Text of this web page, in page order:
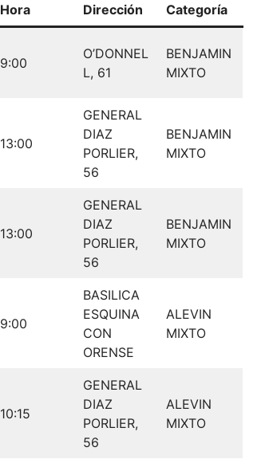
Hora Dirección Categoría
9:00
O’DONNEL
L, 61
BENJAMIN
MIXTO
13:00
GENERAL
DIAZ
PORLIER,
56
BENJAMIN
MIXTO
13:00
GENERAL
DIAZ
PORLIER,
56
BENJAMIN
MIXTO
9:00
BASILICA
ESQUINA
CON
ORENSE
ALEVIN
MIXTO
10:15
GENERAL
DIAZ
PORLIER,
56
ALEVIN
MIXTO